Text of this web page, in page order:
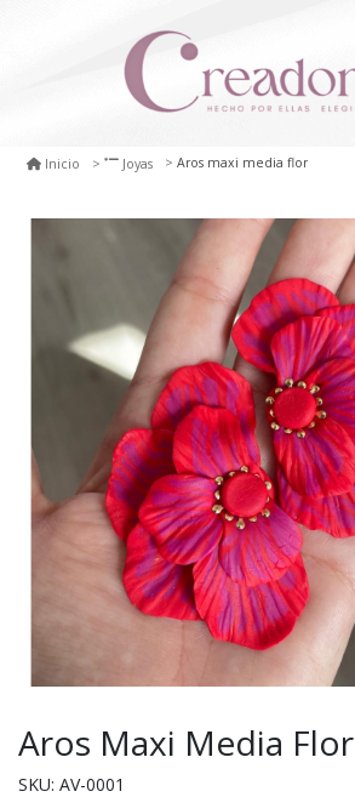
Inicio Joyas Aros maxi media flor
Aros Maxi Media Flor
SKU: AV-0001